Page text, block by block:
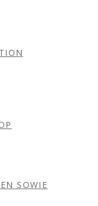
SOWIE